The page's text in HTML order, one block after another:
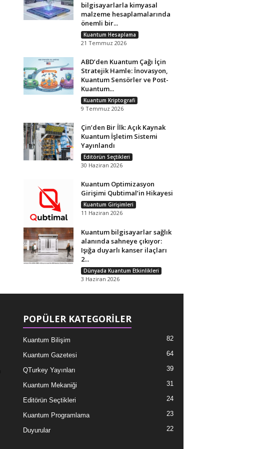
bilgisayarlarla kimyasal
malzeme hesaplamalarında
önemli bir...
Kuantum Hesaplama
21 Temmuz 2026
ABD’den Kuantum Çağı İçin
Stratejik Hamle: İnovasyon,
Kuantum Sensörler ve Post-
Kuantum...
Kuantum Kriptografi
9 Temmuz 2026
Çin’den Bir İlk: Açık Kaynak
Kuantum İşletim Sistemi
Yayınlandı
Editörün Seçtikleri
30 Haziran 2026
Kuantum Optimizasyon
Girişimi Qubtimal’in Hikayesi
Kuantum Girişimleri
11 Haziran 2026
Kuantum bilgisayarlar sağlık
alanında sahneye çıkıyor:
Işığa duyarlı kanser ilaçları
2...
Dünyada Kuantum Etkinlikleri
3 Haziran 2026
POPÜLER KATEGORİLER
Kuantum Bilişim 82
Kuantum Gazetesi 64
QTurkey Yayınları 39
Kuantum Mekaniği 31
Editörün Seçtikleri 24
Kuantum Programlama 23
Duyurular 22